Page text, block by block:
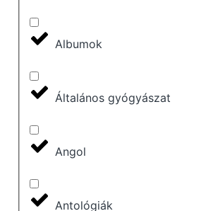
Albumok
Általános gyógyászat
Angol
Antológiák